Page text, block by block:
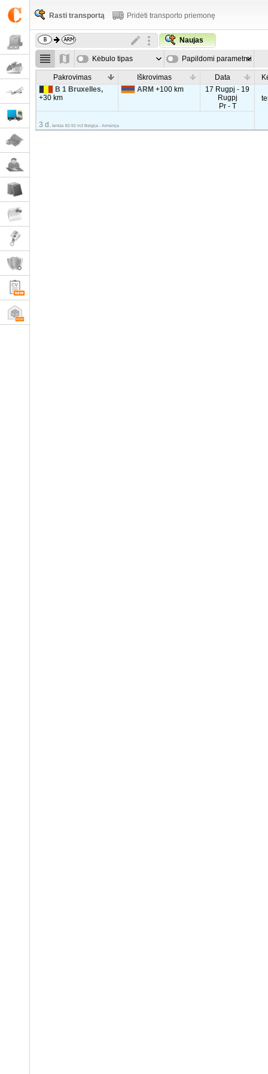
Rasti transportą Pridėti transporto priemonę
Naujas
Kėbulo tipas Papildomi parametrai
Pakrovimas Iškrovimas Data
B 1 Bruxelles,
+30 km
ARM+100 km
17 Rugpj - 19
Rugpj
Pr - T
3 d. tentas 82-92 m3 Belgija - Armėnija